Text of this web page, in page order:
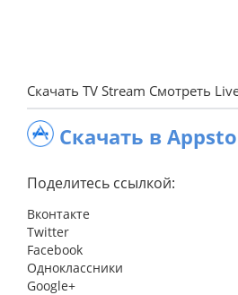
Скачать TV Stream Смотреть
Скачать в
Поделитесь ссылкой:
Вконтакте
Twitter
Facebook
Одноклассники
Google+